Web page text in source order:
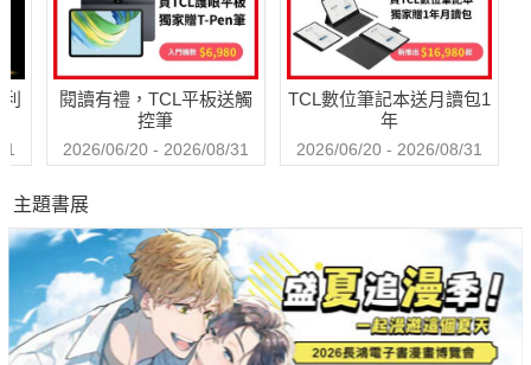
閱讀有禮，TCL平板送觸
控筆
2026/06/20 - 2026/08/31
TCL數位筆記本送月讀包1
年
2026/06/20 - 2026/08/31
主題書展